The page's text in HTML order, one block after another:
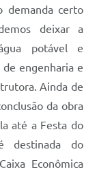
certo
deixar a
potável e
de engenharia e
Ainda de
da obra
até a Festa do
destinada do
Econômica